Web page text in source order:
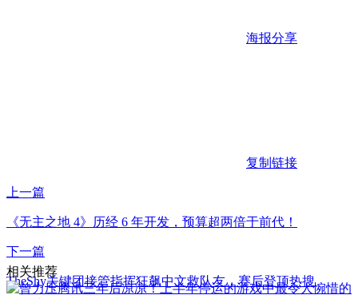
海报分享
复制链接
上一篇
《无主之地 4》历经 6 年开发，预算超两倍于前代！
下一篇
TheShy关键团接管指挥狂飙中文救队友，赛后登顶热搜
相关推荐